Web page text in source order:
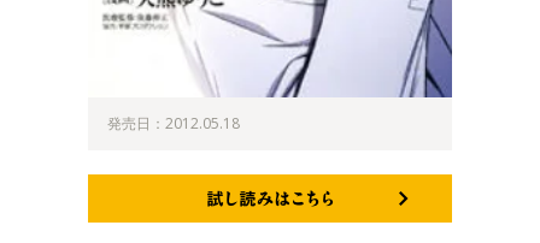
発売日：2012.05.18